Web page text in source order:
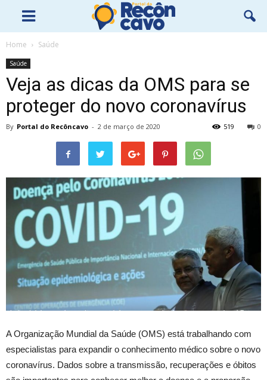
Home Saúde
Saúde
Veja as dicas da OMS para se
proteger do novo coronavírus
By Portal do Recôncavo - 2 de março de 2020 0
519
A Organização Mundial da Saúde (OMS) está trabalhando com
especialistas para expandir o conhecimento médico sobre o novo
coronavírus. Dados sobre a transmissão, recuperações e óbitos